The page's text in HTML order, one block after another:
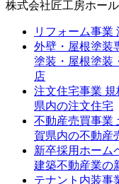
株式会社匠工房ホー
リフォーム事業
外壁・屋根塗装
塗装・屋根塗装
店
注文住宅事業 規
県内の注文住宅
不動産売買事業
賀県内の不動産
新卒採用ホーム
建築不動産業の
テナント内装事